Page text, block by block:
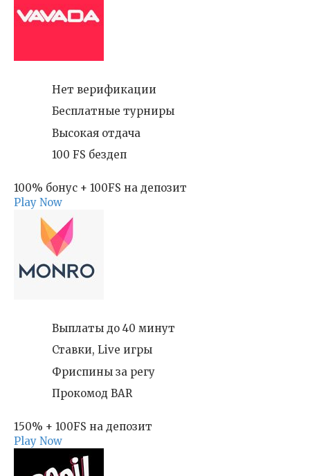
Нет верификации
Бесплатные турниры
Высокая отдача
100 FS бездеп
100% бонус + 100FS на депозит
Play Now
Выплаты до 40 минут
Ставки, Live игры
Фриспины за регу
Прокомод BAR
150% + 100FS на депозит
Play Now